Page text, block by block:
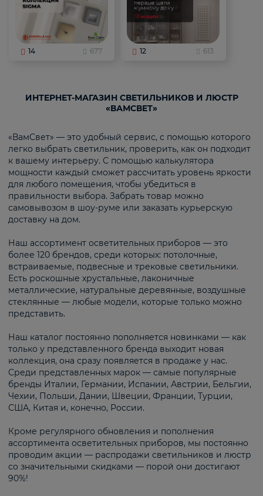
14 677 12 613
ИНТЕРНЕТ-МАГАЗИН СВЕТИЛЬНИКОВ И ЛЮСТР
«ВАМСВЕТ»
«ВамСвет» — это удобный сервис, с помощью которого
легко выбрать светильник, проверить, как он подходит
к вашему интерьеру. С помощью калькулятора
мощности каждый сможет рассчитать уровень яркости
для любого помещения, чтобы убедиться в
правильности выбора. Забрать товар можно
самовывозом в шоу-руме или заказать курьерскую
доставку на дом.
Наш ассортимент осветительных приборов — это
более 120 брендов, среди которых: потолочные,
встраиваемые, подвесные и трековые светильники.
Есть роскошные хрустальные, лаконичные
металлические, натуральные деревянные, воздушные
стеклянные — любые модели, которые только можно
представить.
Наш каталог постоянно пополняется новинками — как
только у представленного бренда выходит новая
коллекция, она сразу появляется в продаже у нас.
Среди представленных марок — самые популярные
бренды Италии, Германии, Испании, Австрии, Бельгии,
Чехии, Польши, Дании, Швеции, Франции, Турции,
США, Китая и, конечно, России.
Кроме регулярного обновления и пополнения
ассортимента осветительных приборов, мы постоянно
проводим акции — распродажи светильников и люстр
со значительными скидками — порой они достигают
90%!